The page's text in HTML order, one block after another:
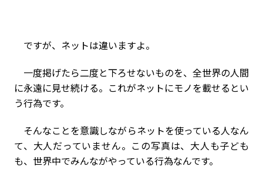
ですが、ネットは違いますよ。
一度掲げたら二度と下ろせないものを、全世界の人間
に永遠に見せ続ける。これがネットにモノを載せるとい
う行為です。
そんなことを意識しながらネットを使っている人なん
て、大人だっていません。この写真は、大人も子ども
も、世界中でみんながやっている行為なんです。